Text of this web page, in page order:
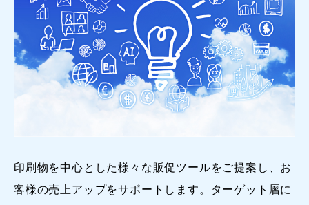
印刷物を中心とした様々な販促ツールをご提案し、お
客様の売上アップをサポートします。ターゲット層に